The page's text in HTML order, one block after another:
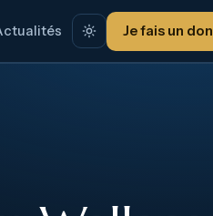
Je fais un don